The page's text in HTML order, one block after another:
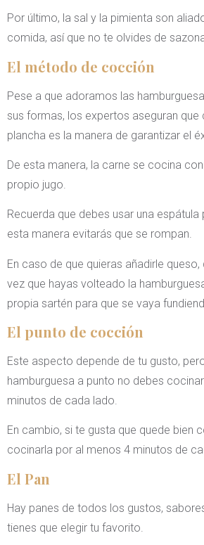
Por último, la sal y la pimienta son
comida, así que no te olvides de
El método de cocción
Pese a que adoramos las
sus formas, los expertos aseguran que
plancha es la manera de garantizar el
De esta manera, la carne se cocina
propio jugo.
Recuerda que debes usar una espátula
esta manera evitarás que se rompan.
En caso de que quieras añadirle
vez que hayas volteado la
propia sartén para que se vaya
El punto de cocción
Este aspecto depende de tu gusto,
hamburguesa a punto no debes
minutos de cada lado.
En cambio, si te gusta que quede bien
cocinarla por al menos 4 minutos de
El Pan
Hay panes de todos los gustos,
tienes que elegir tu favorito.